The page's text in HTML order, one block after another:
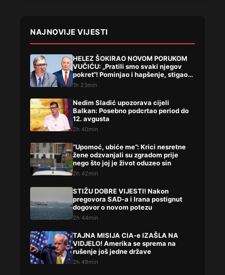
NAJNOVIJE VIJESTI
HELEZ ŠOKIRAO NOVOM PORUKOM
VUČIĆU: „Pratili smo svaki njegov
pokret“! Pominjao i hapšenje, stigao
žestok odgovor Brnabićeve
1h 23min
Nedim Sladić upozorava cijeli
Balkan: Posebno podcrtao period do
12. avgusta
2h 40min
“Upomoć, ubiće me”: Krici nesretne
žene odzvanjali su zgradom prije
nego što joj je život oduzeo sin
2h 42min
STIŽU DOBRE VIJESTI! Nakon
pregovora SAD-a i Irana postignut
dogovor o novom potezu
2h 44min
TAJNA MISIJA CIA-e IZAŠLA NA
VIDJELO! Amerika se sprema na
rušenje još jedne države
2h 49min